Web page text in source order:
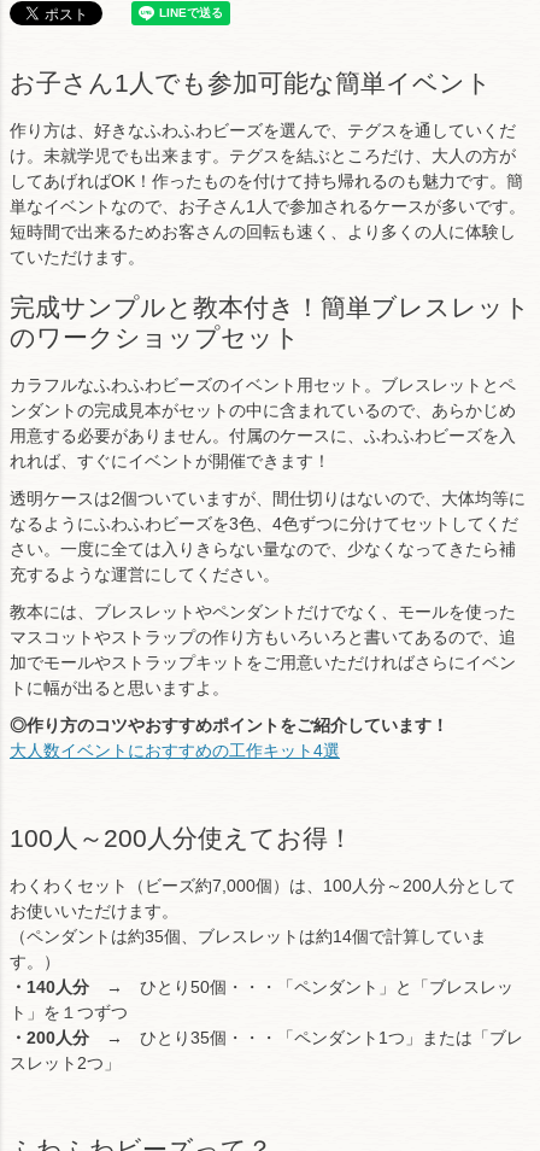
お子さん1人でも参加可能な簡単イベント
作り方は、好きなふわふわビーズを選んで、テグスを通していくだ
け。未就学児でも出来ます。テグスを結ぶところだけ、大人の方が
してあげればOK！作ったものを付けて持ち帰れるのも魅力です。簡
単なイベントなので、お子さん1人で参加されるケースが多いです。
短時間で出来るためお客さんの回転も速く、より多くの人に体験し
ていただけます。
完成サンプルと教本付き！簡単ブレスレット
のワークショップセット
カラフルなふわふわビーズのイベント用セット。ブレスレットとペ
ンダントの完成見本がセットの中に含まれているので、あらかじめ
用意する必要がありません。付属のケースに、ふわふわビーズを入
れれば、すぐにイベントが開催できます！
透明ケースは2個ついていますが、間仕切りはないので、大体均等に
なるようにふわふわビーズを3色、4色ずつに分けてセットしてくだ
さい。一度に全ては入りきらない量なので、少なくなってきたら補
充するような運営にしてください。
教本には、ブレスレットやペンダントだけでなく、モールを使った
マスコットやストラップの作り方もいろいろと書いてあるので、追
加でモールやストラップキットをご用意いただければさらにイベン
トに幅が出ると思いますよ。
◎作り方のコツやおすすめポイントをご紹介しています！
大人数イベントにおすすめの工作キット4選
100人～200人分使えてお得！
わくわくセット（ビーズ約7,000個）は、100人分～200人分として
お使いいただけます。
（ペンダントは約35個、ブレスレットは約14個で計算していま
す。）
・140人分 → ひとり50個・・・「ペンダント」と「ブレスレッ
ト」を１つずつ
・200人分 → ひとり35個・・・「ペンダント1つ」または「ブレ
スレット2つ」